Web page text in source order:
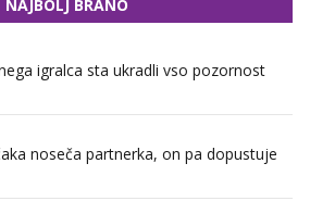
NAJBOLJ BRANO
igralca sta ukradli vso pozornost
noseča partnerka, on pa dopustuje